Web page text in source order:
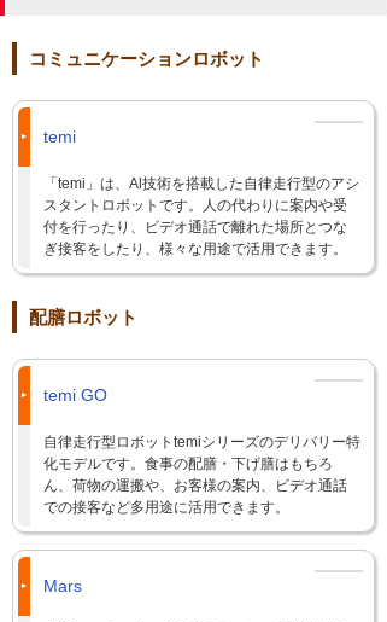
コミュニケーションロボット
temi
「temi」は、Al技術を搭載した自律走行型のアシ
スタントロボットです。人の代わりに案内や受
付を行ったり、ビデオ通話で離れた場所とつな
ぎ接客をしたり、様々な用途で活用できます。
配膳ロボット
temi GO
自律走行型ロボットtemiシリーズのデリバリー特
化モデルです。食事の配膳・下げ膳はもちろ
ん、荷物の運搬や、お客様の案内、ビデオ通話
での接客など多用途に活用できます。
Mars